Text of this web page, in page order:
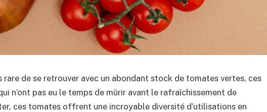
rare de se retrouver avec un abondant stock de tomates vertes, ces
n’ont pas eu le temps de mûrir avant le rafraîchissement de
ces tomates offrent une incroyable diversité d’utilisations en